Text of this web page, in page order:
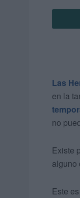
Las
en la
no
Existe
alguno
Este